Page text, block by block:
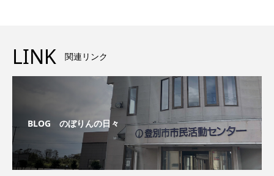
LINK 関連リンク
BLOG のぼりんの日々